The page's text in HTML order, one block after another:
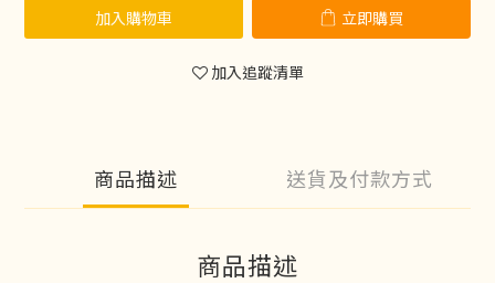
加入購物車 立即購買
加入追蹤清單
商品描述 送貨及付款方式
商品描述